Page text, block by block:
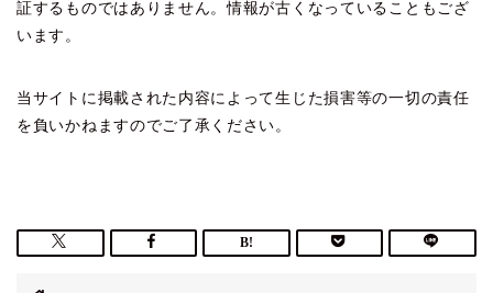
証するものではありません。情報が古くなっていることもござ
います。
当サイトに掲載された内容によって生じた損害等の一切の責任
を負いかねますのでご了承ください。